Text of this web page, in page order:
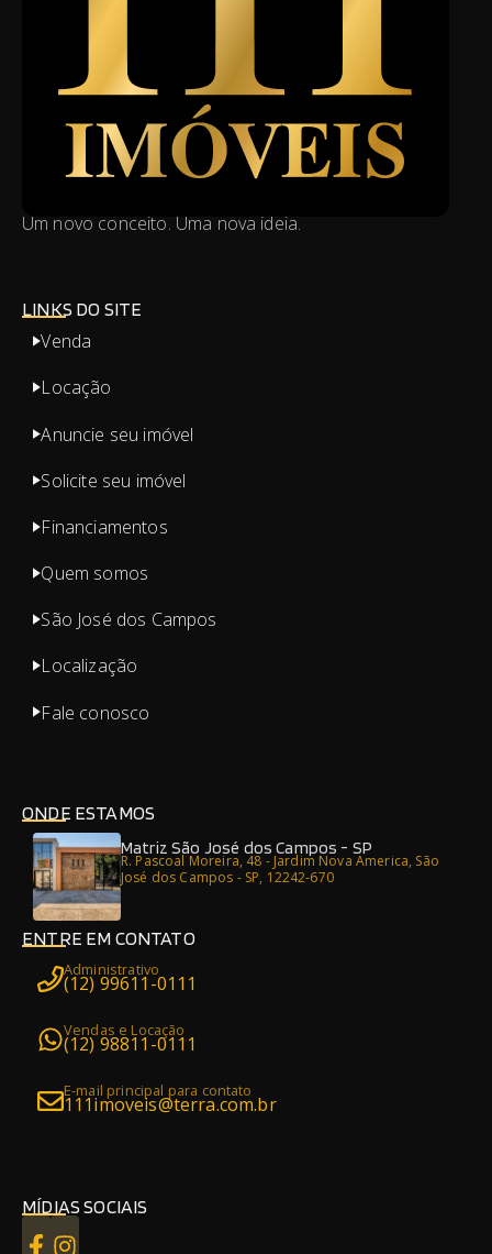
Um novo conceito. Uma nova ideia.
LINKS DO SITE
Venda
Locação
Anuncie seu imóvel
Solicite seu imóvel
Financiamentos
Quem somos
São José dos Campos
Localização
Fale conosco
ONDE ESTAMOS
Matriz São José dos Campos - SP
R. Pascoal Moreira, 48 - Jardim Nova America, São
José dos Campos - SP, 12242-670
ENTRE EM CONTATO
Administrativo
(12) 99611-0111
Vendas e Locação
(12) 98811-0111
E-mail principal para contato
111imoveis@terra.com.br
MÍDIAS SOCIAIS